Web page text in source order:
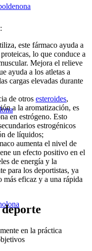
este fármaco ayuda a
lo que conduce a
Mejora el relieve
ayuda a los atletas a
cargas elevadas durante
de otros esteroides,
a la aromatización, es
en estrógeno. Esto
estrogénicos
de líquidos;
aumenta el nivel de
un efecto positivo en el
de energía y la
para los deportistas, ya
eficaz y a una rápida
en la práctica